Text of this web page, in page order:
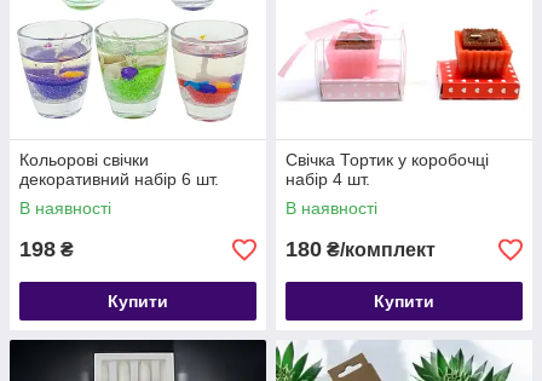
Кольорові свічки
декоративний набір 6 шт.
В наявності
198 ₴
Купити
Свічка Тортик у коробочці
набір 4 шт.
В наявності
180 ₴/комплект
Купити